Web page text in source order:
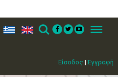
Είσοδος | Εγγραφή
ελ en Search Menu